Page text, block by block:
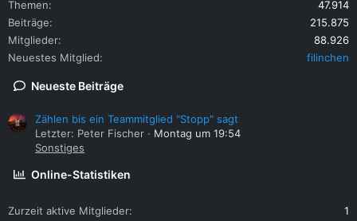
Themen
47.914
Beiträge
215.875
Mitglieder
88.926
Neuestes Mitglied
filinchen
Neueste Beiträge
Zählen bis ein Teammitglied "Stopp" sagt
Letzter: Peter Fischer
Montag um 19:54
Sonstiges
Online-Statistiken
Zurzeit aktive Mitglieder
1